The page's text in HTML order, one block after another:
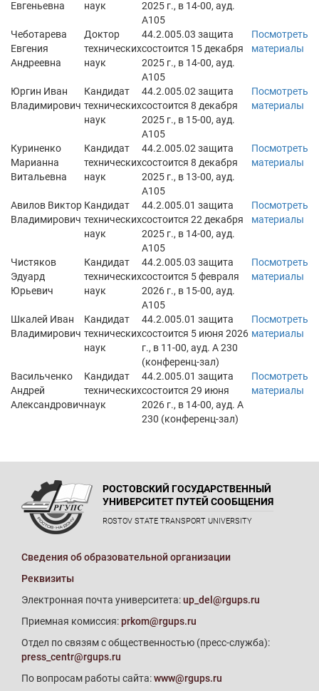
Евгеньевна
наук
2025 г., в 14-00, ауд.
А105
Чеботарева
Евгения
Андреевна
Доктор
технических
наук
44.2.005.03 защита
состоится 15 декабря
2025 г., в 14-00, ауд.
А105
Посмотреть
материалы
Юргин Иван
Владимирович
Кандидат
технических
наук
44.2.005.02 защита
состоится 8 декабря
2025 г., в 15-00, ауд.
А105
Посмотреть
материалы
Куриненко
Марианна
Витальевна
Кандидат
технических
наук
44.2.005.02 защита
состоится 8 декабря
2025 г., в 13-00, ауд.
А105
Посмотреть
материалы
Авилов Виктор
Владимирович
Кандидат
технических
наук
44.2.005.01 защита
состоится 22 декабря
2025 г., в 14-00, ауд.
А105
Посмотреть
материалы
Чистяков
Эдуард
Юрьевич
Кандидат
технических
наук
44.2.005.03 защита
состоится 5 февраля
2026 г., в 15-00, ауд.
А105
Посмотреть
материалы
Шкалей Иван
Владимирович
Кандидат
технических
наук
44.2.005.01 защита
состоится 5 июня 2026
г., в 11-00, ауд. А 230
(конференц-зал)
Посмотреть
материалы
Васильченко
Андрей
Александрович
Кандидат
технических
наук
44.2.005.01 защита
состоится 29 июня
2026 г., в 14-00, ауд. А
230 (конференц-зал)
Посмотреть
материалы
РОСТОВСКИЙ ГОСУДАРСТВЕННЫЙ
УНИВЕРСИТЕТ ПУТЕЙ СООБЩЕНИЯ
ROSTOV STATE TRANSPORT UNIVERSITY
Сведения об образовательной организации
Реквизиты
Электронная почта университета:up_del@rgups.ru
Приемная комиссия:prkom@rgups.ru
Отдел по связям с общественностью (пресс-служба):
press_centr@rgups.ru
По вопросам работы сайта:www@rgups.ru